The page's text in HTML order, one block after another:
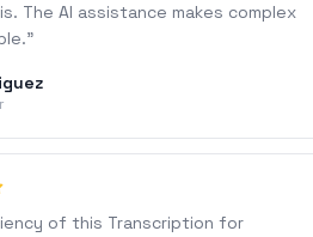
The AI assistance makes complex
"
of this Transcription for